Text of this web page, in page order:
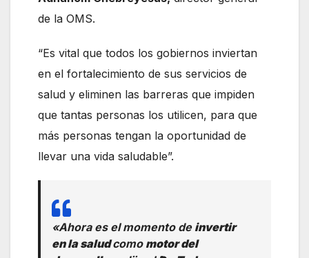
de la OMS.
“Es vital que todos los gobiernos inviertan
en el fortalecimiento de sus servicios de
salud y eliminen las barreras que impiden
que tantas personas los utilicen, para que
más personas tengan la oportunidad de
llevar una vida saludable”.
«Ahora es el momento de invertir
en la saludcomo motor del